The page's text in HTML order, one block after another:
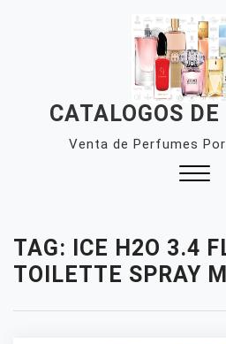
CATALOGOS
Venta de Perfumes
TAG:
ICE H2O 3.4
TOILETTE SPRAY